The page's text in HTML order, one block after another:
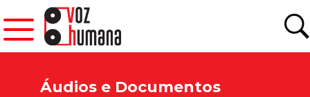
Áudios e Documentos